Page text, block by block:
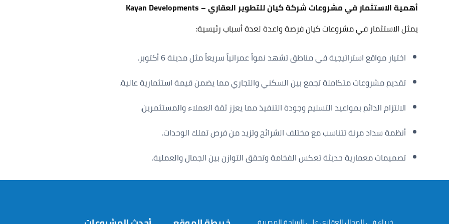
أهمية الاستثمار في مشروعات شركة كيان للتطوير العقاري – Kayan Developments
يمثل الاستثمار في مشروعات كيان فرصة واعدة لعدة أسباب رئيسية:
اختيار مواقع استراتيجية في مناطق تشهد نمواً عمرانياً سريعاً مثل مدينة 6 أكتوبر.
تقديم مشروعات متكاملة تجمع بين السكني والتجاري مما يضمن قيمة استثمارية عالية.
الالتزام الدائم بمواعيد التسليم وجودة التنفيذ مما يعزز ثقة العملاء والمستثمرين.
أنظمة سداد مرنة تتناسب مع مختلف الشرائح وتزيد من فرص تملك الوحدات.
تصميمات معمارية حديثة تعكس الفخامة وتحقق التوازن بين الجمال والعملية.